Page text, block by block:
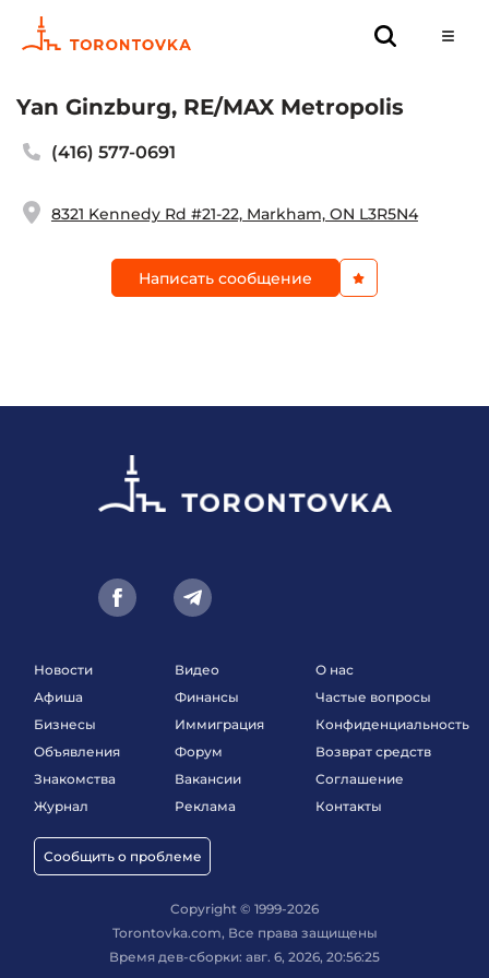
Yan Ginzburg, RE/MAX Metropolis
(416) 577-0691
8321 Kennedy Rd #21-22, Markham, ON L3R5N4
Написать сообщение
Новости
Афиша
Бизнесы
Объявления
Знакомства
Журнал
Сообщить о проблеме
Видео
Финансы
Иммиграция
Форум
Вакансии
Реклама
О нас
Частые вопросы
Конфиденциальность
Возврат средств
Соглашение
Контакты
Copyright © 1999-2026
Torontovka.com, Все права защищены
Время дев-сборки: авг. 6, 2026, 20:56:25